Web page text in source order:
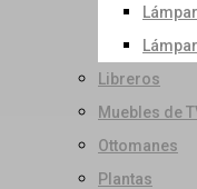
Libreros
Muebles de
Ottomanes
Plantas